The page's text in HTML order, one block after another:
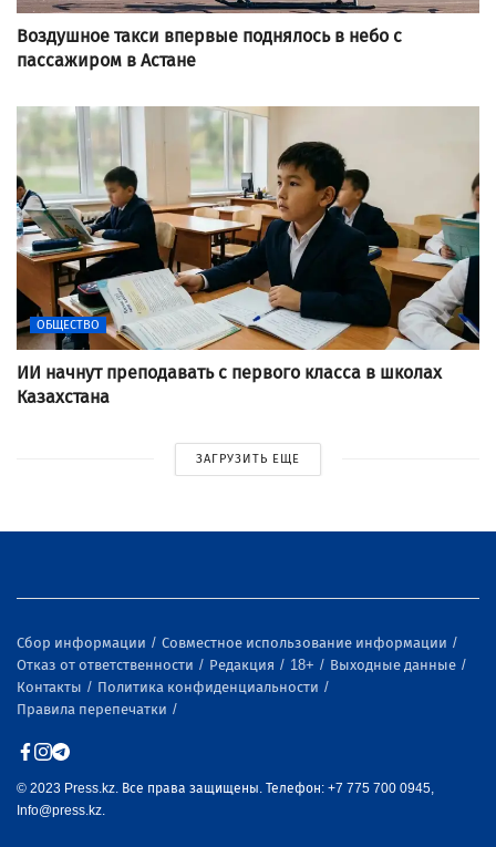
Воздушное такси впервые поднялось в небо с
пассажиром в Астане
ОБЩЕСТВО
ИИ начнут преподавать с первого класса в школах
Казахстана
ЗАГРУЗИТЬ ЕЩЕ
Сбор информации
Совместное использование информации
Отказ от ответственности
Редакция 18+
Выходные данные
Контакты
Политика конфиденциальности
Правила перепечатки
© 2023 Press.kz. Все права защищены. Телефон: +7 775 700 0945,
Info@press.kz.